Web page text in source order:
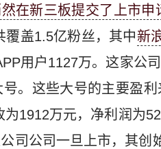
在新三板提交了上市申
盖1.5亿粉丝，其中新
用户1127万。这家公
号。这些大号的主要盈
1912万元，净利润为
司公司一旦上市，其创